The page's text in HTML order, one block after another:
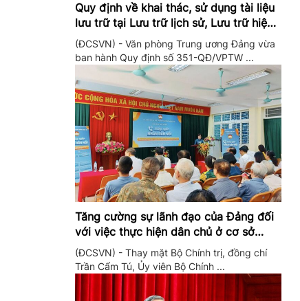
Quy định về khai thác, sử dụng tài liệu
lưu trữ tại Lưu trữ lịch sử, Lưu trữ hiện
hành của Trung ương Đảng và Văn
phòng Trung ương Đảng
(ĐCSVN) - Văn phòng Trung ương Đảng vừa
ban hành Quy định số 351-QĐ/VPTW ...
Tăng cường sự lãnh đạo của Đảng đối
với việc thực hiện dân chủ ở cơ sở
trong giai đoạn mới
(ĐCSVN) - Thay mặt Bộ Chính trị, đồng chí
Trần Cẩm Tú, Ủy viên Bộ Chính ...